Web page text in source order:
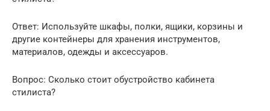
Ответ: Используйте шкафы, полки, ящики, корзины и
другие контейнеры для хранения инструментов,
материалов, одежды и аксессуаров.
Вопрос: Сколько стоит обустройство кабинета
стилиста?